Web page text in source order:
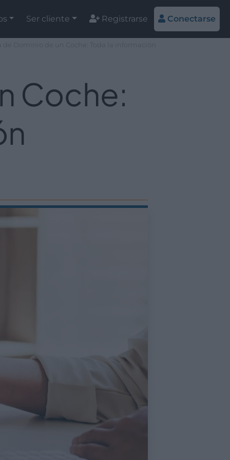
Ser cliente Registrarse Conectarse
Coche: